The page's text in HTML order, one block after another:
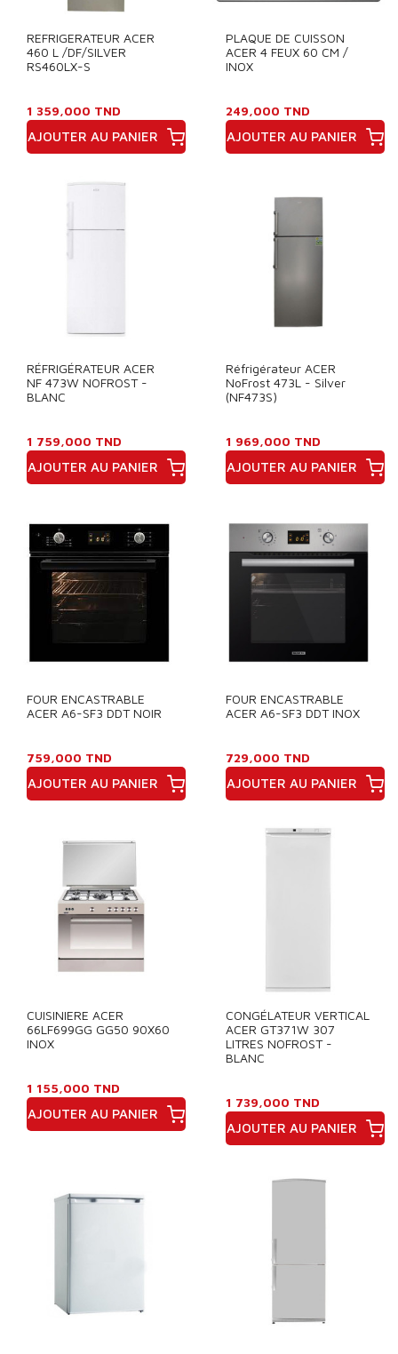
REFRIGERATEUR ACER
460 L /DF/SILVER
RS460LX-S
1 359,000 TND
AJOUTER AU PANIER
PLAQUE DE CUISSON
ACER 4 FEUX 60 CM /
INOX
249,000 TND
AJOUTER AU PANIER
RÉFRIGÉRATEUR ACER
NF 473W NOFROST -
BLANC
1 759,000 TND
AJOUTER AU PANIER
Réfrigérateur ACER
NoFrost 473L - Silver
(NF473S)
1 969,000 TND
AJOUTER AU PANIER
FOUR ENCASTRABLE
ACER A6-SF3 DDT NOIR
759,000 TND
AJOUTER AU PANIER
FOUR ENCASTRABLE
ACER A6-SF3 DDT INOX
729,000 TND
AJOUTER AU PANIER
CUISINIERE ACER
66LF699GG GG50 90X60
INOX
1 155,000 TND
AJOUTER AU PANIER
CONGÉLATEUR VERTICAL
ACER GT371W 307
LITRES NOFROST -
BLANC
1 739,000 TND
AJOUTER AU PANIER